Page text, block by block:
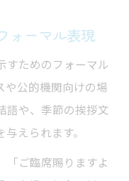
ォーマル表現
すためのフォーマル
や公的機関向けの場
語や、季節の挨拶文
えられます。
「ご臨席賜りますよ